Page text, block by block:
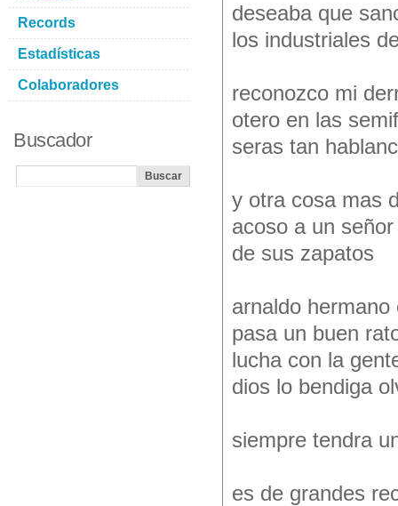
deseaba que
los industriales
reconozco mi
otero en las
seras tan
y otra cosa mas
acoso a un
de sus zapatos
arnaldo
pasa un buen
lucha con la
dios lo bendiga
siempre tendra
es de grandes
Records
Estadísticas
Colaboradores
Buscador